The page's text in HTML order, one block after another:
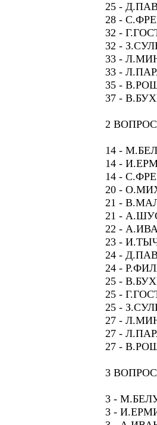
25 -
28 -
32 -
32 -
33 -
33 -
35 -
37 -
2 ВОПРОС
14 -
14 -
14 -
20 -
21 -
21 -
22 -
23 -
24 -
24 -
25 -
25 -
25 -
27 -
27 -
27 -
3 ВОПРОС
3 -
3 -